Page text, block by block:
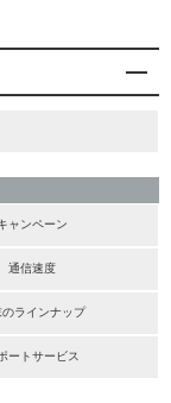
ャンペーン
通信速度
のラインナップ
ートサービス